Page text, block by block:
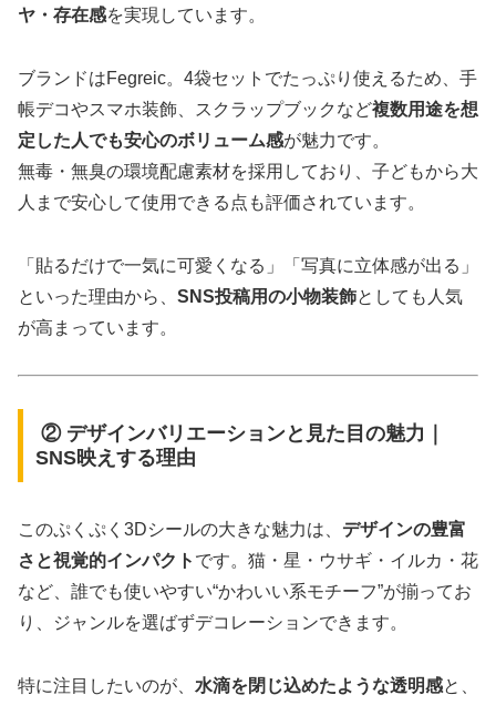
ヤ・存在感を実現しています。
ブランドはFegreic。4袋セットでたっぷり使えるため、手
帳デコやスマホ装飾、スクラップブックなど複数用途を想
定した人でも安心のボリューム感が魅力です。
無毒・無臭の環境配慮素材を採用しており、子どもから大
人まで安心して使用できる点も評価されています。
「貼るだけで一気に可愛くなる」「写真に立体感が出る」
といった理由から、 SNS投稿用の小物装飾としても人気
が高まっています。
② デザインバリエーションと見た目の魅力｜
SNS映えする理由
このぷくぷく3Dシールの大きな魅力は、 デザインの豊富
さと視覚的インパクト です。猫・星・ウサギ・イルカ・花
など、誰でも使いやすい“かわいい系モチーフ”が揃ってお
り、ジャンルを選ばずデコレーションできます。
特に注目したいのが、 水滴を閉じ込めたような透明感と、